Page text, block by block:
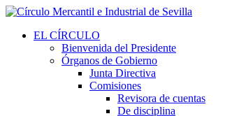
EL CÍRCULO
Bienvenida del Presidente
Órganos de Gobierno
Junta Directiva
Comisiones
Revisora de cuentas
De disciplina